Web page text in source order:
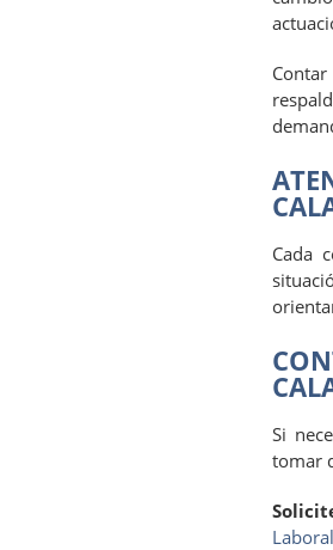
Cada
Si
tomar